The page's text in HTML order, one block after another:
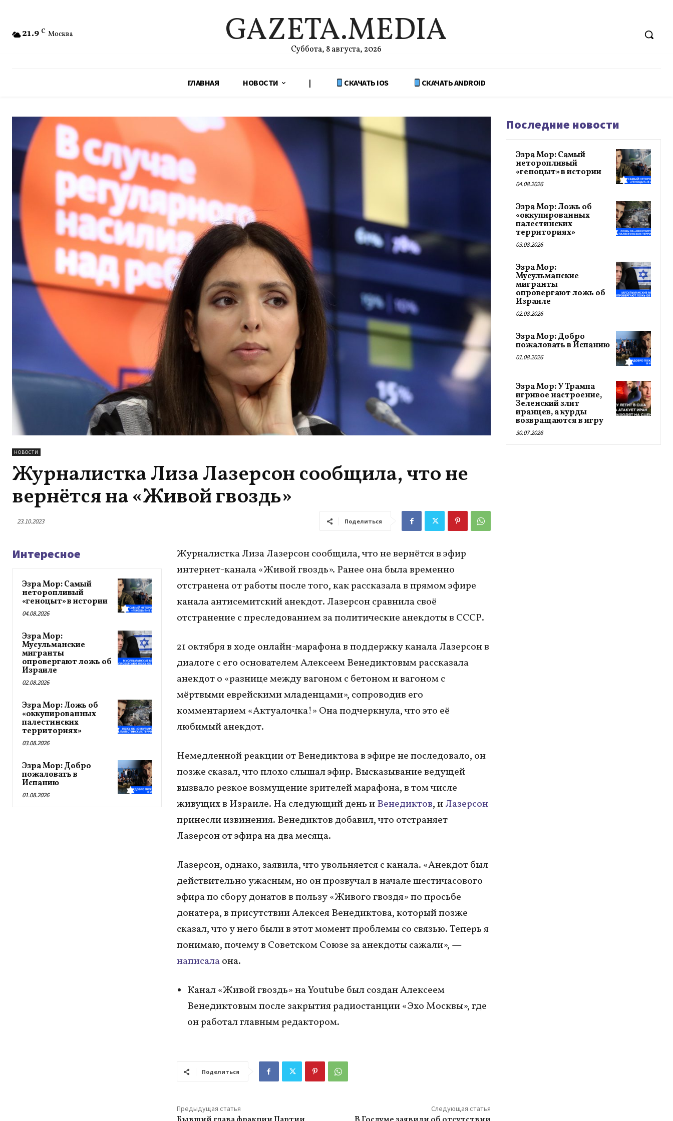
21.9 C Москва GAZETA.MEDIA
Суббота, 8 августа, 2026
ГЛАВНАЯ НОВОСТИ | СКАЧАТЬ IOS СКАЧАТЬ ANDROID
НОВОСТИ
Журналистка Лиза Лазерсон сообщила, что не
вернётся на «Живой гвоздь»
23.10.2023 Поделиться
Интересное
Эзра Мор: Самый
неторопливый
«геноцыт» в истории
04.08.2026
Эзра Мор:
Мусульманские
мигранты
опровергают ложь об
Израиле
02.08.2026
Эзра Мор: Ложь об
«оккупированных
палестинских
территориях»
03.08.2026
Эзра Мор: Добро
пожаловать в
Испанию
01.08.2026
Журналистка Лиза Лазерсон сообщила, что не вернётся в эфир
интернет-канала «Живой гвоздь». Ранее она была временно
отстранена от работы после того, как рассказала в прямом эфире
канала антисемитский анекдот. Лазерсон сравнила своё
отстранение с преследованием за политические анекдоты в СССР.
21 октября в ходе онлайн-марафона в поддержку канала Лазерсон в
диалоге с его основателем Алексеем Венедиктовым рассказала
анекдот о «разнице между вагоном с бетоном и вагоном с
мёртвыми еврейскими младенцами», сопроводив его
комментарием «Актуалочка!» Она подчеркнула, что это её
любимый анекдот.
Немедленной реакции от Венедиктова в эфире не последовало, он
позже сказал, что плохо слышал эфир. Высказывание ведущей
вызвало резкое возмущение зрителей марафона, в том числе
живущих в Израиле. На следующий день иВенедиктов, иЛазерсон
принесли извинения. Венедиктов добавил, что отстраняет
Лазерсон от эфира на два месяца.
Лазерсон, однако, заявила, что увольняется с канала. «Анекдот был
действительно ужасным, но он прозвучал в начале шестичасового
эфира по сбору донатов в пользу «Живого гвоздя» по просьбе
донатера, в присутствии Алексея Венедиктова, который позже
сказал, что у него были в этот момент проблемы со связью. Теперь я
понимаю, почему в Советском Союзе за анекдоты сажали», —
написалаона.
Канал «Живой гвоздь» на Youtube был создан Алексеем
Венедиктовым после закрытия радиостанции «Эхо Москвы», где
он работал главным редактором.
Поделиться
Предыдущая статья Следующая статья
Последние новости
Эзра Мор: Самый
неторопливый
«геноцыт» в истории
04.08.2026
Эзра Мор: Ложь об
«оккупированных
палестинских
территориях»
03.08.2026
Эзра Мор:
Мусульманские
мигранты
опровергают ложь об
Израиле
02.08.2026
Эзра Мор: Добро
пожаловать в Испанию
01.08.2026
Эзра Мор: У Трампа
игривое настроение,
Зеленский злит
иранцев, а курды
возвращаются в игру
30.07.2026